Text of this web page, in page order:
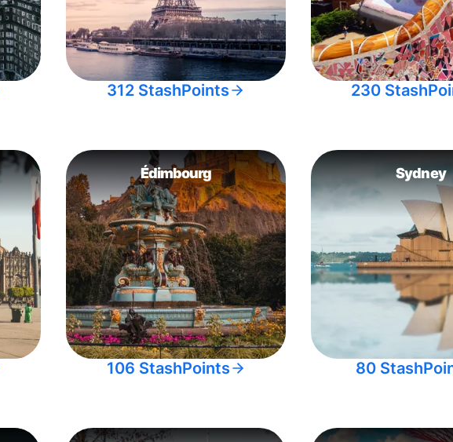
312 StashPoints 230
Édimbourg
106 StashPoints
Sydney
80